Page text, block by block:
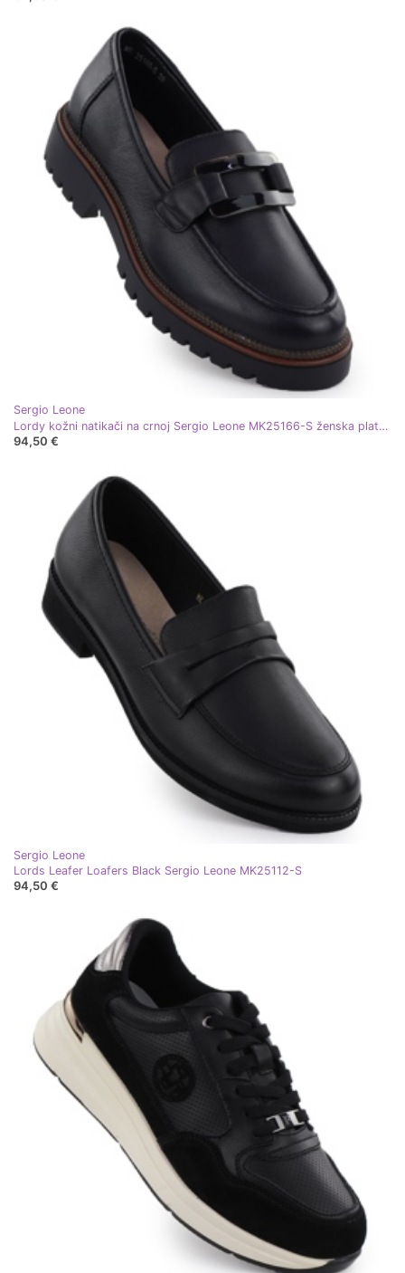
Sergio Leone
Lordy kožni natikači na crnoj Sergio Leone MK25166-S ženska platforma
94,50 €
Sergio Leone
Lords Leafer Loafers Black Sergio Leone MK25112-S
94,50 €